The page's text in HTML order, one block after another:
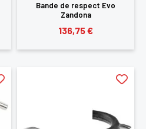
Bande de respect Evo
Zandona
136,75 €